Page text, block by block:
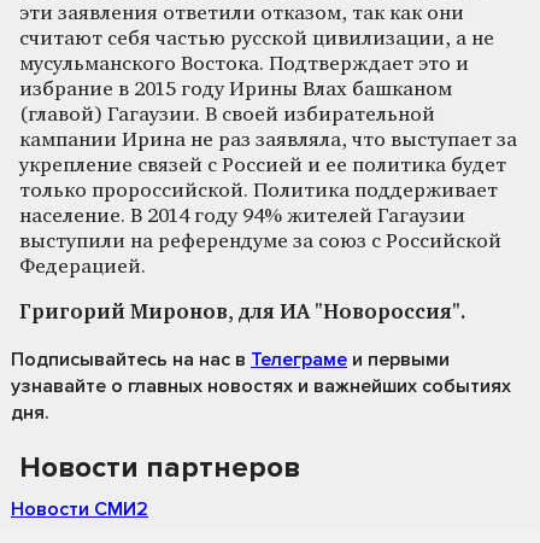
эти заявления ответили отказом, так как они
считают себя частью русской цивилизации, а не
мусульманского Востока. Подтверждает это и
избрание в 2015 году Ирины Влах башканом
(главой) Гагаузии. В своей избирательной
кампании Ирина не раз заявляла, что выступает за
укрепление связей с Россией и ее политика будет
только пророссийской. Политика поддерживает
население. В 2014 году 94% жителей Гагаузии
выступили на референдуме за союз с Российской
Федерацией.
Григорий Миронов, для ИА "Новороссия".
Подписывайтесь на нас в Телеграме и первыми
узнавайте о главных новостях и важнейших событиях
дня.
Новости партнеров
Новости СМИ2